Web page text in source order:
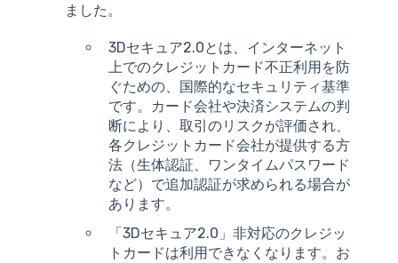
ました。
3Dセキュア2.0とは、インターネット
上でのクレジットカード不正利用を防
ぐための、国際的なセキュリティ基準
です。カード会社や決済システムの判
断により、取引のリスクが評価され、
各クレジットカード会社が提供する方
法（生体認証、ワンタイムパスワード
など）で追加認証が求められる場合が
あります。
「3Dセキュア2.0」非対応のクレジッ
トカードは利用できなくなります。お